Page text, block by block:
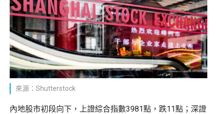
來源：Shutterstock
內地股市初段向下，上證綜合指數3981點，跌11點；深證